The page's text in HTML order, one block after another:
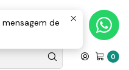
0
para a rede fixa nacional) «»
Relectric Slim IP20
de